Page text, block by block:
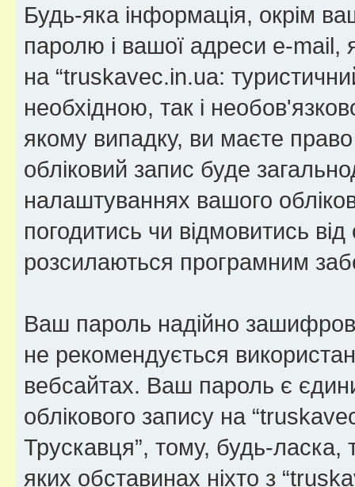
Будь-яка інформація, окрім
паролю і вашої адреси e-mail,
на “truskavec.in.ua:
необхідною, так і
якому випадку, ви маєте
обліковий запис буде
налаштуваннях вашого
погодитись чи відмовитись
розсилаються програмним
Ваш пароль надійно
не рекомендується
вебсайтах. Ваш пароль є
облікового запису на
Трускавця”, тому, будь-ласка,
яких обставинах ніхто з